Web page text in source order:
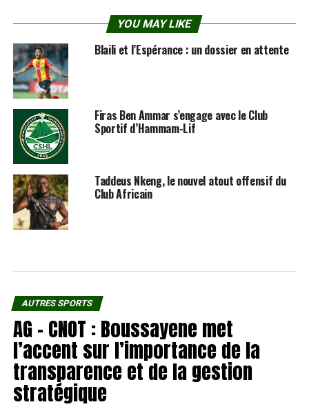
YOU MAY LIKE
Blaili et l’Espérance : un dossier en attente
Firas Ben Ammar s’engage avec le Club
Sportif d’Hammam-Lif
Taddeus Nkeng, le nouvel atout offensif du
Club Africain
AUTRES SPORTS
AG – CNOT : Boussayene met
l’accent sur l’importance de la
transparence et de la gestion
stratégique